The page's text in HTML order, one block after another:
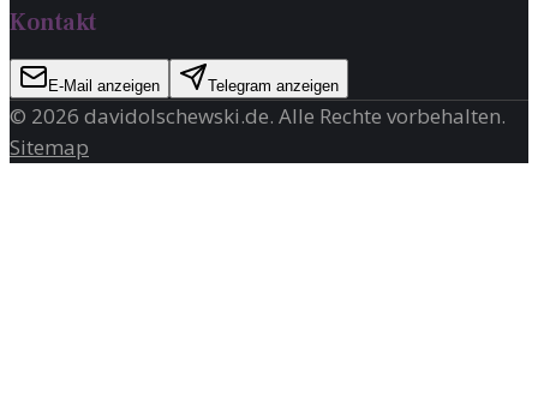
Kontakt
E-Mail anzeigen Telegram anzeigen
© 2026 davidolschewski.de. Alle Rechte vorbehalten.
Sitemap